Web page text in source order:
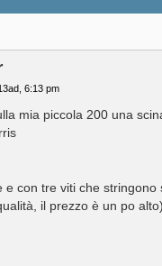
6:13 pm
mia piccola 200 una
con tre viti che
il prezzo è un po alto)